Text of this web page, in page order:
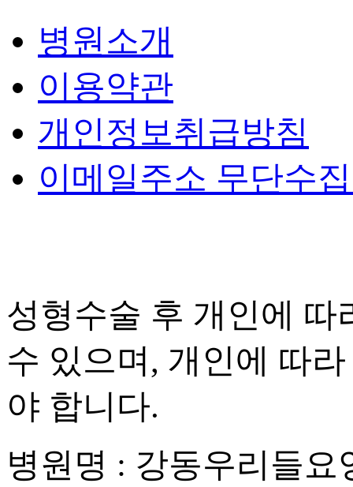
병원소개
이용약관
개인정보취급방침
이메일주소 무단수
성형수술 후 개인에 따
수 있으며, 개인에 따
야 합니다.
병원명 : 강동우리들